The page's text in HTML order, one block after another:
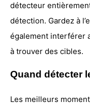
détecteur
détection. Gardez à
également interférer
à trouver des cibles.
Quand détecter
Les meilleurs